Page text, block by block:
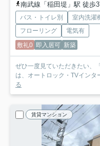
南武線「稲田堤」駅 徒歩
バス・トイレ別 室内洗濯
フローリング
電気有
敷礼0 即入居可 新築
ぜひ一度見ていただきたい、
は、オートロック・TVインタ
る
賃貸マンション